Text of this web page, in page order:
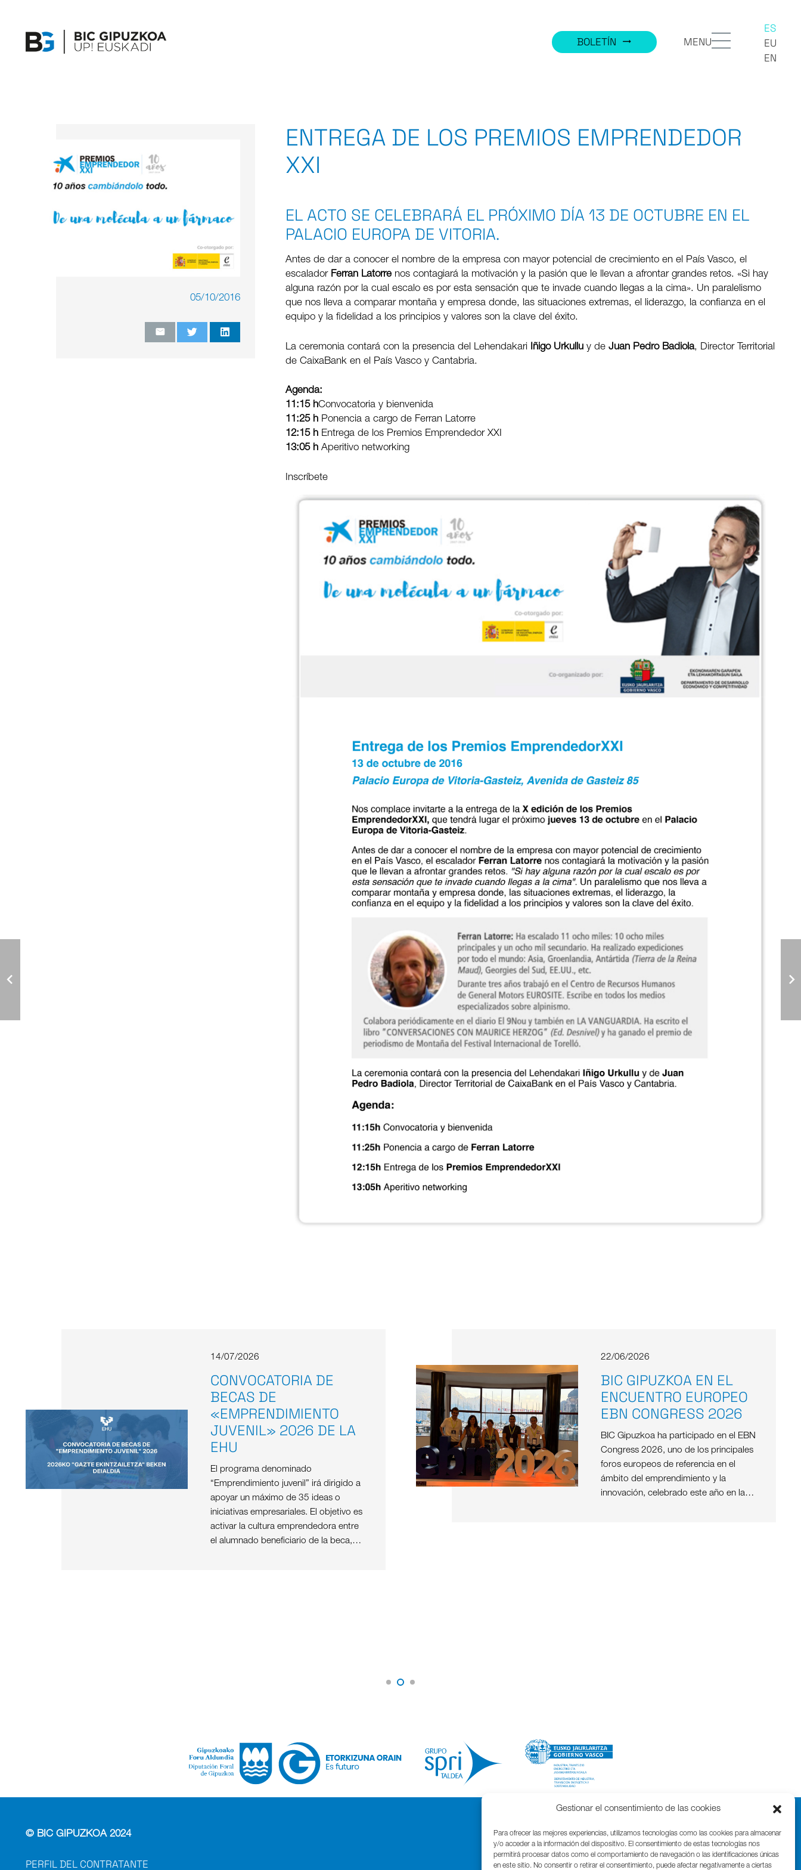
Gestionar el consentimiento de las cookies
Para ofrecer las mejores experiencias, utilizamos tecnologías como las cookies para almacenar
y/o acceder a la información del dispositivo. El consentimiento de estas tecnologías nos
permitirá procesar datos como el comportamiento de navegación o las identificaciones únicas
en este sitio. No consentir o retirar el consentimiento, puede afectar negativamente a ciertas
BOLETÍN trending_flat MENU
ES
EU
EN
05/10/2016
ENTREGA DE LOS PREMIOS EMPRENDEDOR
XXI
EL ACTO SE CELEBRARÁ EL PRÓXIMO DÍA 13 DE OCTUBRE EN EL
PALACIO EUROPA DE VITORIA.
Antes de dar a conocer el nombre de la empresa con mayor potencial de crecimiento en el País Vasco, el
escalador Ferran Latorre nos contagiará la motivación y la pasión que le llevan a afrontar grandes retos. «Si hay
alguna razón por la cual escalo es por esta sensación que te invade cuando llegas a la cima». Un paralelismo
que nos lleva a comparar montaña y empresa donde, las situaciones extremas, el liderazgo, la confianza en el
equipo y la fidelidad a los principios y valores son la clave del éxito.
La ceremonia contará con la presencia del Lehendakari Iñigo Urkullu y deJuan Pedro Badiola, Director Territorial
de CaixaBank en el País Vasco y Cantabria.
Agenda:
11:15 hConvocatoria y bienvenida
11:25 h Ponencia a cargo de Ferran Latorre
12:15 h Entrega de los Premios Emprendedor XXI
13:05 h Aperitivo networking
Inscríbete
14/07/2026
CONVOCATORIA DE
BECAS DE
«EMPRENDIMIENTO
JUVENIL» 2026 DE LA
EHU
El programa denominado
“Emprendimiento juvenil” irá dirigido a
apoyar un máximo de 35 ideas o
iniciativas empresariales. El objetivo es
activar la cultura emprendedora entre
el alumnado beneficiario de la beca,…
22/06/2026
BIC GIPUZKOA EN EL
ENCUENTRO EUROPEO
EBN CONGRESS 2026
BIC Gipuzkoa ha participado en el EBN
Congress 2026, uno de los principales
foros europeos de referencia en el
ámbito del emprendimiento y la
innovación, celebrado este año en la…
© BIC GIPUZKOA 2024
PERFIL DEL CONTRATANTE